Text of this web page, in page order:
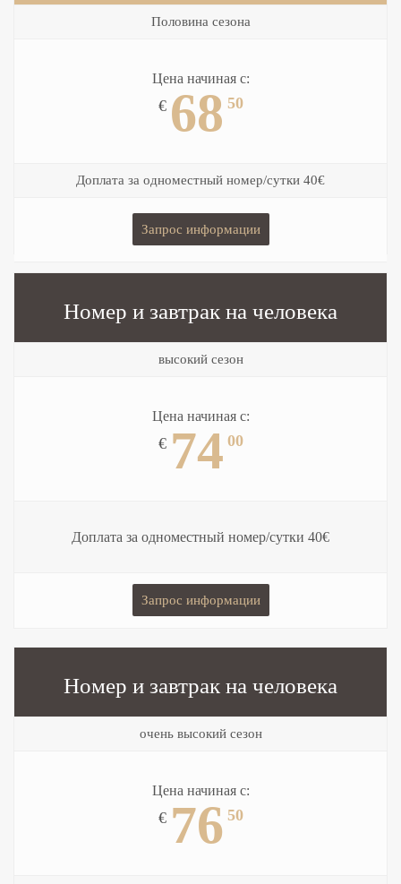
Половина сезона
Цена начиная с:
€ 68 50
Доплата за одноместный номер/сутки 40€
Запрос информации
Номер и завтрак на человека
высокий сезон
Цена начиная с:
€ 74 00
Доплата за одноместный номер/сутки 40€
Запрос информации
Номер и завтрак на человека
очень высокий сезон
Цена начиная с:
€ 76 50